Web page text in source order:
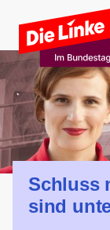
Zum Hauptinhalt
Schluss
sind